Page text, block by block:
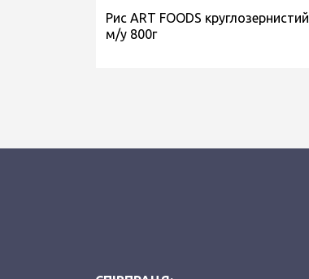
Рис ART FOODS круглозернистий
м/у 800г